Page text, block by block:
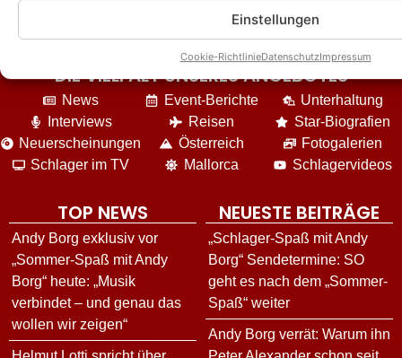
Einstellungen
Cookie-RichtlinieDatenschutzImpressum
DIE VIELFALT UNSERES ANGEBOTES
News
Interviews
Neuerscheinungen
Schlager im TV
Event-Berichte
Reisen
Österreich
Mallorca
Unterhaltung
Star-Biografien
Fotogalerien
Schlagervideos
TOP NEWS
Andy Borg exklusiv vor
„Sommer-Spaß mit Andy
Borg“ heute: „Musik
verbindet – und genau das
wollen wir zeigen“
NEUESTE BEITRÄGE
„Schlager-Spaß mit Andy
Borg“ Sendetermine: SO
geht es nach dem „Sommer-
Spaß“ weiter
Andy Borg verrät: Warum ihn